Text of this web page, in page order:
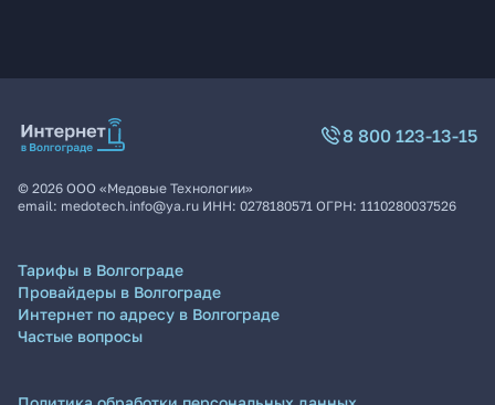
8 800 123-13-15
© 2026 ООО «Медовые Технологии»
email: medotech.info@ya.ru ИНН: 0278180571 ОГРН: 1110280037526
Тарифы в Волгограде
Провайдеры в Волгограде
Интернет по адресу в Волгограде
Частые вопросы